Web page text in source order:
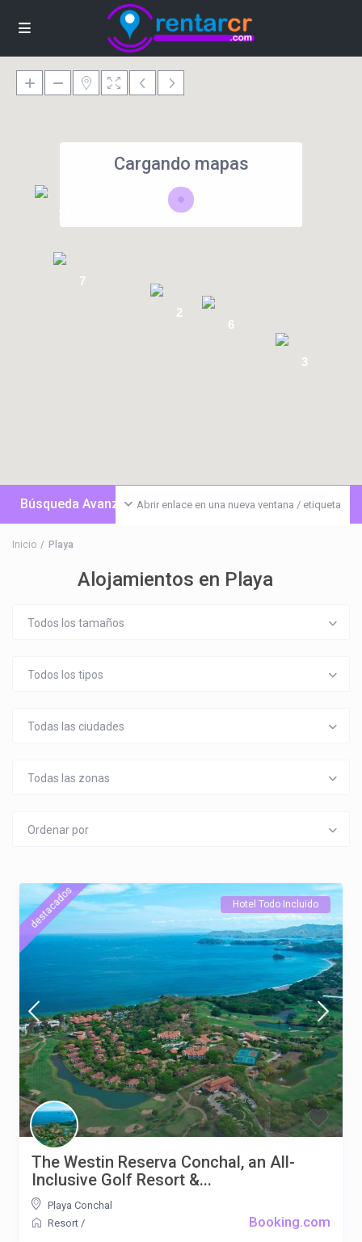
11
3
6
7
2
Cargando mapas
Abrir enlace en una nueva ventana / etiqueta
Búsqueda Avanzada
Inicio Playa
Alojamientos en Playa
Todos los tamaños
Todos los tipos
Todas las ciudades
Todas las zonas
Ordenar por
destacados Hotel Todo Incluido
Booking.com
The Westin Reserva Conchal, an All-
Inclusive Golf Resort &...
Playa Conchal
Resort /